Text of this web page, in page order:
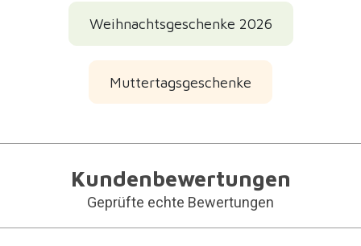
Weihnachtsgeschenke 2026
Muttertagsgeschenke
Kundenbewertungen
Geprüfte echte Bewertungen